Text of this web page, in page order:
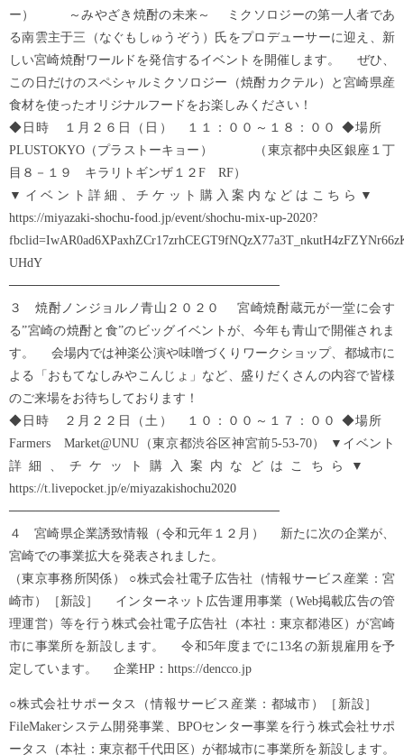
ー） ～みやざき焼酎の未来～ ミクソロジーの第一人者であ
る南雲主于三（なぐもしゅうぞう）氏をプロデューサーに迎え、新
しい宮崎焼酎ワールドを発信するイベントを開催します。 ぜひ、
この日だけのスペシャルミクソロジー（焼酎カクテル）と宮崎県産
食材を使ったオリジナルフードをお楽しみください！
◆日時 １月２６日（日） １１：００～１８：００ ◆場所
PLUSTOKYO（プラストーキョー） （東京都中央区銀座１丁
目８－１９ キラリトギンザ１２F RF）
▼イベント詳細、チケット購入案内などはこちら▼
https://miyazaki-shochu-food.jp/event/shochu-mix-up-2020?
UHdY
──────────────────────────────
３ 焼酎ノンジョルノ青山２０２０ 宮崎焼酎蔵元が一堂に会す
る”宮崎の焼酎と食”のビッグイベントが、今年も青山で開催されま
す。 会場内では神楽公演や味噌づくりワークショップ、都城市に
よる「おもてなしみやこんじょ」など、盛りだくさんの内容で皆様
のご来場をお待ちしております！
◆日時 ２月２２日（土） １０：００～１７：００ ◆場所
Farmers Market@UNU（東京都渋谷区神宮前5-53-70） ▼イベント
詳細、チケット購入案内などはこちら▼
https://t.livepocket.jp/e/miyazakishochu2020
──────────────────────────────
４ 宮崎県企業誘致情報（令和元年１２月） 新たに次の企業が、
宮崎での事業拡大を発表されました。
（東京事務所関係） ○株式会社電子広告社（情報サービス産業：宮
崎市）［新設］ インターネット広告運用事業（Web掲載広告の管
理運営）等を行う株式会社電子広告社（本社：東京都港区）が宮崎
市に事業所を新設します。 令和5年度までに13名の新規雇用を予
定しています。 企業HP：https://dencco.jp
○株式会社サポータス（情報サービス産業：都城市）［新設］
FileMakerシステム開発事業、BPOセンター事業を行う株式会社サポ
ータス（本社：東京都千代田区）が都城市に事業所を新設します。